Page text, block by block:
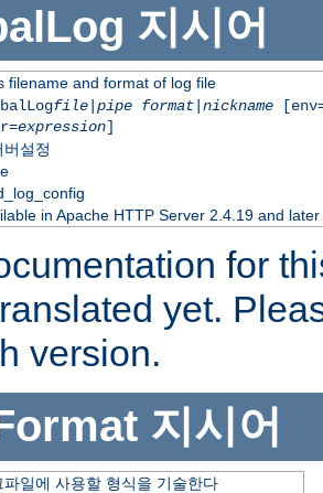
지시어
filename and format of log file
file| pipe format| nickname
expression]
버설정
in Apache HTTP Server 2.4.19 and later
for
yet.
version.
지시어
파일에 사용할 형식을 기술한다